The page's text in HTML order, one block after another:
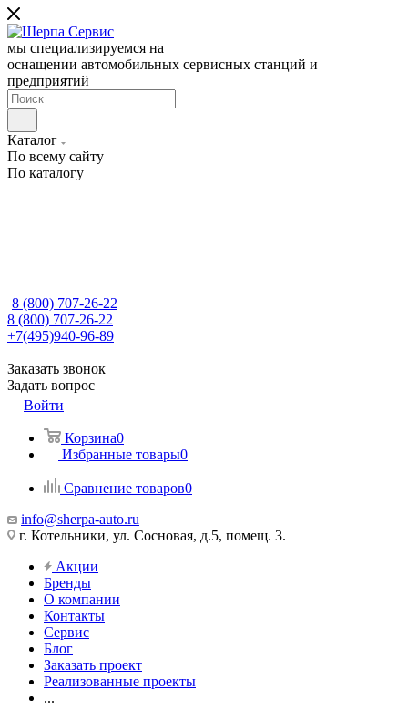
мы специализируемся на
оснащении автомобильных сервисных станций и
предприятий
Каталог
По всему сайту
По каталогу
8 (800) 707-26-22
8 (800) 707-26-22
+7(495)940-96-89
Заказать звонок
Задать вопрос
Войти
Корзина0
Избранные товары0
Сравнение товаров0
info@sherpa-auto.ru
г. Котельники, ул. Сосновая, д.5, помещ. 3.
Акции
Бренды
О компании
Контакты
Сервис
Блог
Заказать проект
Реализованные проекты
...